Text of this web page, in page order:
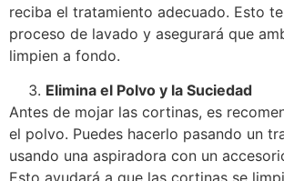
reciba el tratamiento adecuado. Esto
proceso de lavado y asegurará que
limpien a fondo.
Elimina el Polvo y la Suciedad
Antes de mojar las cortinas, es
el polvo. Puedes hacerlo pasando un
usando una aspiradora con un